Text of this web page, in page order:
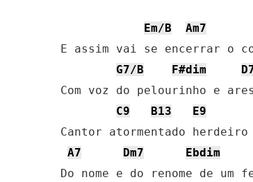
Em/B Am7
E assim vai se encerrar o
G7/B
F#dim
Com voz do pelourinho e
C9
B13
E9
Cantor atormentado
A7
Dm7 Ebdim
Do nome e do renome de um